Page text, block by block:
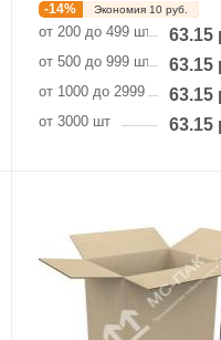
-14% Экономия 10руб.
от 200 до 499 шт 63.15
от 500 до 999 шт 63.15
от 1000 до 2999 шт 63.15
от 3000 шт 63.15